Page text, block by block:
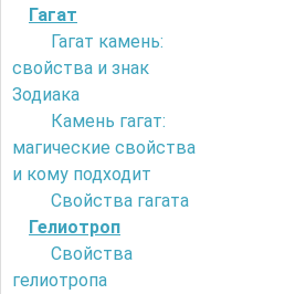
Гагат
Гагат камень:
свойства и знак
Зодиака
Камень гагат:
магические свойства
и кому подходит
Свойства гагата
Гелиотроп
Свойства
гелиотропа